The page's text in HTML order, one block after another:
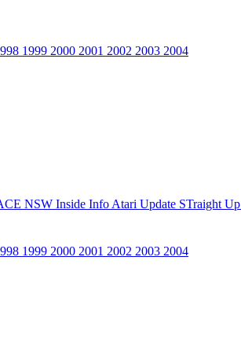
1999 2000 2001 2002 2003 2004
NSW Inside Info Atari Update STraight Up
1999 2000 2001 2002 2003 2004